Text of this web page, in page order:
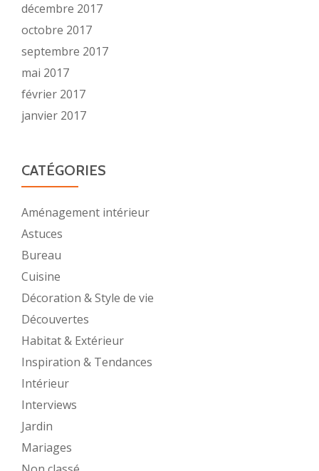
décembre 2017
octobre 2017
septembre 2017
mai 2017
février 2017
janvier 2017
CATÉGORIES
Aménagement intérieur
Astuces
Bureau
Cuisine
Décoration & Style de vie
Découvertes
Habitat & Extérieur
Inspiration & Tendances
Intérieur
Interviews
Jardin
Mariages